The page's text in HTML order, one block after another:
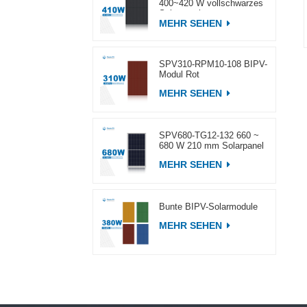
400~420 W vollschwarzes
MEHR SEHEN
SPV310-RPM10-108 BIPV-
Modul Rot
MEHR SEHEN
SPV680-TG12-132 660 ~
680 W 210 mm Solarpanel
MEHR SEHEN
Bunte BIPV-Solarmodule
MEHR SEHEN